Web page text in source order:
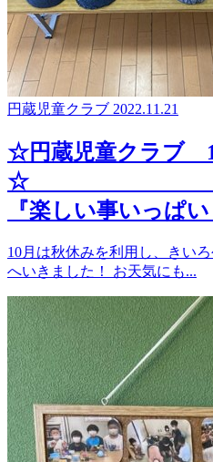
円蔵児童クラブ 2022.11.21
☆円蔵児童クラブ
『楽しい事いっぱい
10月は秋休みを利用し、きい
へいきました！ お天気にも...